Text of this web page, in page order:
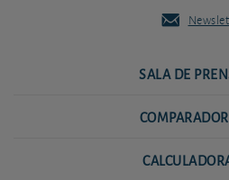
SALA DE